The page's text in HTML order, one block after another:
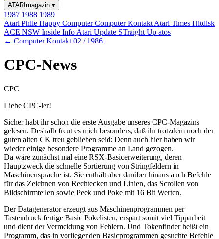
ATARImagazin ▾
1987 1988 1989
Atari Phile Happy ComputerComputer Kontakt Atari Times Hitdisk
ACE NSW Inside Info Atari Update STraight Up atos
← Computer Kontakt 02 / 1986
CPC-News
CPC
Liebe CPC-ler!
Sicher habt ihr schon die erste Ausgabe unseres CPC-Magazins
gelesen. Deshalb freut es mich besonders, daß ihr trotzdem noch der
guten alten CK treu geblieben seid: Denn auch hier haben wir
wieder einige besondere Programme an Land gezogen.
Da wäre zunächst mal eine RSX-Basicerweiterung, deren
Hauptzweck die schnelle Sortierung von Stringfeldern in
Maschinensprache ist. Sie enthält aber darüber hinaus auch Befehle
für das Zeichnen von Rechtecken und Linien, das Scrollen von
Bildschirmteilen sowie Peek und Poke mit 16 Bit Werten.
Der Datagenerator erzeugt aus Maschinenprogrammen per
Tastendruck fertige Basic Pokelisten, erspart somit viel Tipparbeit
und dient der Vermeidung von Fehlern. Und Tokenfinder heißt ein
Programm, das in vorliegenden Basicprogrammen gesuchte Befehle